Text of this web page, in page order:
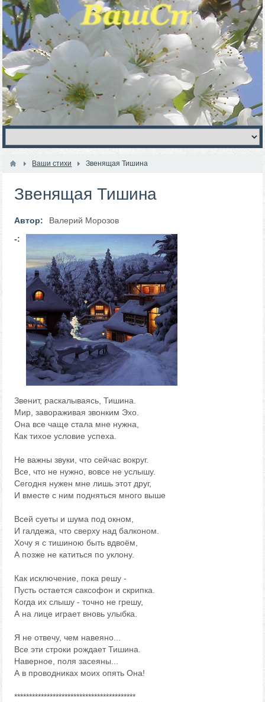
Ваши стихи Звенящая Тишина
Звенящая Тишина
Автор:
Валерий Морозов
-:
Звенит, раскалываясь, Тишина.
Мир, завораживая звонким Эхо.
Она все чаще стала мне нужна,
Как тихое условие успеха.
Не важны звуки, что сейчас вокруг.
Все, что не нужно, вовсе не услышу.
Сегодня нужен мне лишь этот друг,
И вместе с ним подняться много выше
Всей суеты и шума под окном,
И галдежа, что сверху над балконом.
Хочу я с тишиною быть вдвоём,
А позже не катиться по уклону.
Как исключение, пока решу -
Пусть остается саксофон и скрипка.
Когда их слышу - точно не грешу,
А на лице играет вновь улыбка.
Я не отвечу, чем навеяно...
Все эти строки рождает Тишина.
Наверное, поля засеяны...
А в проводниках моих опять Она!
*****************************************